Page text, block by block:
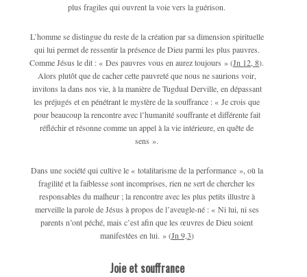
plus fragiles qui ouvrent la voie vers la guérison.
L’homme se distingue du reste de la création par sa dimension spirituelle
qui lui permet de ressentir la présence de Dieu parmi les plus pauvres.
Comme Jésus le dit : « Des pauvres vous en aurez toujours » (Jn 12, 8).
Alors plutôt que de cacher cette pauvreté que nous ne saurions voir,
invitons la dans nos vie, à la manière de Tugdual Derville, en dépassant
les préjugés et en pénétrant le mystère de la souffrance : « Je crois que
pour beaucoup la rencontre avec l’humanité souffrante et différente fait
réfléchir et résonne comme un appel à la vie intérieure, en quête de
sens ».
Dans une société qui cultive le « totalitarisme de la performance », où la
fragilité et la faiblesse sont incomprises, rien ne sert de chercher les
responsables du malheur ; la rencontre avec les plus petits illustre à
merveille la parole de Jésus à propos de l’aveugle-né : « Ni lui, ni ses
parents n’ont péché, mais c’est afin que les œuvres de Dieu soient
manifestées en lui. » (Jn 9,3)
Joie et souffrance